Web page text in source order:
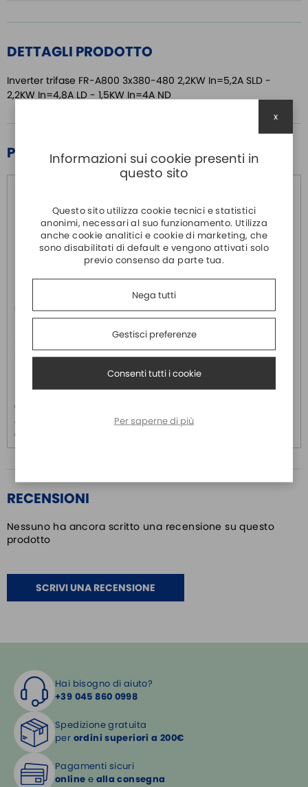
DETTAGLI PRODOTTO
Inverter trifase FR-A800 3x380-480 2,2KW In=5,2A SLD -
2,2KW In=4,8A LD - 1,5KW In=4A ND
PRODOTTI CORRELATI
EMU-CM-MT
MITSUBISHI
MODBUS TCP per EMU4
€ 332,30
Oltre 5 pezzi:
€ 319,00
RFC250/300W
MITSUBISHI
corazzata per d740-050 e fr-
e740-060-ec
Oltre 5 pezzi:
RECENSIONI
Nessuno ha ancora scritto una recensione su questo
prodotto
SCRIVI UNA RECENSIONE
Hai bisogno di aiuto?
+39 045 860 0998
Spedizione gratuita
per ordini superiori a 200€
Pagamenti sicuri
online e alla consegna
Informazioni sui cookie presenti in
questo sito
Questo sito utilizza cookie tecnici e statistici
anonimi, necessari al suo funzionamento. Utilizza
anche cookie analitici e cookie di marketing, che
sono disabilitati di default e vengono attivati solo
previo consenso da parte tua.
Nega tutti
Gestisci preferenze
Consenti tutti i cookie
Per saperne di più
x